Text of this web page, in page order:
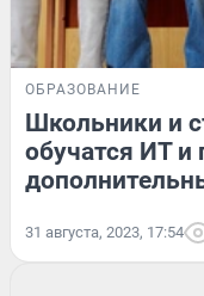
ОБРАЗОВАНИЕ
Школьники и
обучатся ИТ и
31 августа, 2023, 17:54